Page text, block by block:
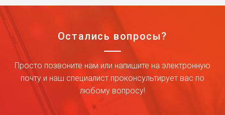
Остались вопросы?
Просто позвоните нам или напишите на электронную
почту и наш специалист проконсультирует вас по
любому вопросу!